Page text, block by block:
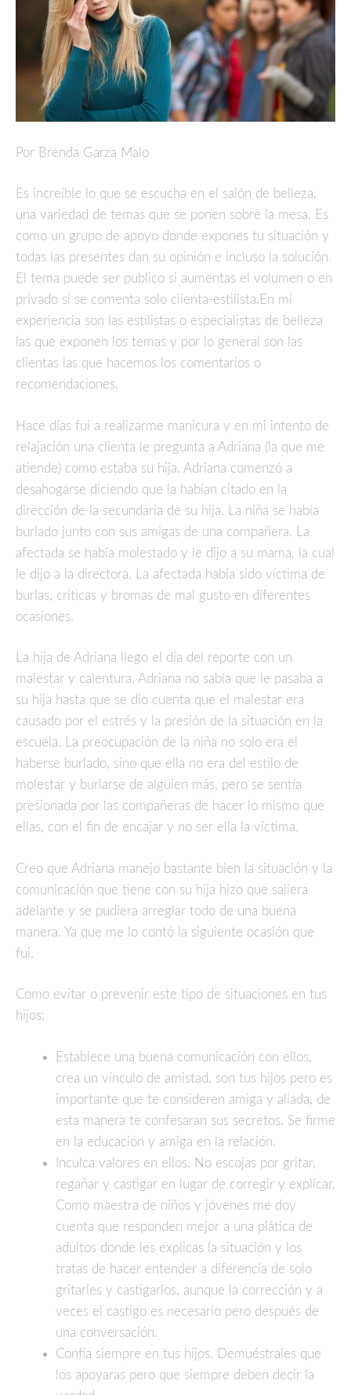
Por Brenda Garza Malo
Es increíble lo que se escucha en el salón de belleza,
una variedad de temas que se ponen sobre la mesa. Es
como un grupo de apoyo donde expones tu situación y
todas las presentes dan su opinión e incluso la solución.
El tema puede ser publico si aumentas el volumen o en
privado si se comenta solo clienta-estilista.En mi
experiencia son las estilistas o especialistas de belleza
las que exponen los temas y por lo general son las
clientas las que hacemos los comentarios o
recomendaciones.
Hace días fui a realizarme manicura y en mi intento de
relajación una clienta le pregunta a Adriana (la que me
atiende) como estaba su hija. Adriana comenzó a
desahogarse diciendo que la habían citado en la
dirección de la secundaria de su hija. La niña se había
burlado junto con sus amigas de una compañera. La
afectada se había molestado y le dijo a su mama, la cual
le dijo a la directora. La afectada había sido víctima de
burlas, críticas y bromas de mal gusto en diferentes
ocasiones.
La hija de Adriana llego el día del reporte con un
malestar y calentura. Adriana no sabía que le pasaba a
su hija hasta que se dio cuenta que el malestar era
causado por el estrés y la presión de la situación en la
escuela. La preocupación de la niña no solo era el
haberse burlado, sino que ella no era del estilo de
molestar y burlarse de alguien más, pero se sentía
presionada por las compañeras de hacer lo mismo que
ellas, con el fin de encajar y no ser ella la víctima.
Creo que Adriana manejo bastante bien la situación y la
comunicación que tiene con su hija hizo que saliera
adelante y se pudiera arreglar todo de una buena
manera. Ya que me lo contó la siguiente ocasión que
fui.
Como evitar o prevenir este tipo de situaciones en tus
hijos:
Establece una buena comunicación con ellos,
crea un vínculo de amistad, son tus hijos pero es
importante que te consideren amiga y aliada, de
esta manera te confesaran sus secretos. Se firme
en la educación y amiga en la relación.
Inculca valores en ellos. No escojas por gritar,
regañar y castigar en lugar de corregir y explicar.
Como maestra de niños y jóvenes me doy
cuenta que responden mejor a una plática de
adultos donde les explicas la situación y los
tratas de hacer entender a diferencia de solo
gritarles y castigarlos, aunque la corrección y a
veces el castigo es necesario pero después de
una conversación.
Confía siempre en tus hijos. Demuéstrales que
los apoyaras pero que siempre deben decir la